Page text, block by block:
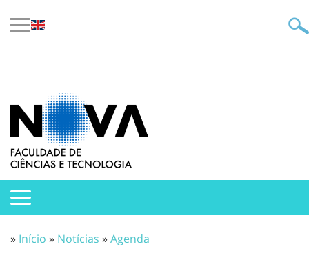
» Início » Notícias »Agenda